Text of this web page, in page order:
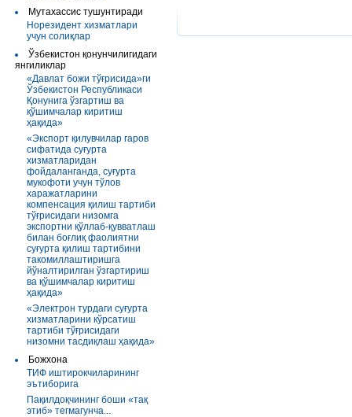
Мутахассис тушунтиради
Норезидент хизматлари
учун солиқлар
Ўзбекистон қонунчилигидаги
янгиликлар
«Давлат божи тўғрисида»ги
Ўзбекистон Республикаси
Қонунига ўзгартиш ва
қўшимчалар киритиш
ҳақида»
«Экспорт қилувчилар гаров
сифатида суғурта
хизматларидан
фойдаланганда, суғурта
мукофоти учун тўлов
харажатларини
компенсация қилиш тартиби
тўғрисидаги низомга
экспортни қўллаб-қувватлаш
билан боғлиқ фаолиятни
суғурта қилиш тартибини
такомиллаштиришга
йўналтирилган ўзгартириш
ва қўшимчалар киритиш
ҳақида»
«Электрон турдаги суғурта
хизматларини кўрсатиш
тартиби тўғрисидаги
низомни тасдиқлаш ҳақида»
Божхона
ТИФ иштирокчиларининг
эътиборига
Пақилдоқчининг боши «тақ
этиб» тегмагунча...